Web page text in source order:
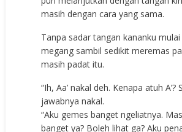
masih dengan cara yang sama.
Tanpa sadar tangan kananku
megang sambil sedikit meremas
masih padat itu.
“Ih, Aa’ nakal deh. Kenapa atuh A’?
jawabnya nakal.
“Aku gemes banget ngeliatnya.
banget ya? Boleh lihat ga? Aku